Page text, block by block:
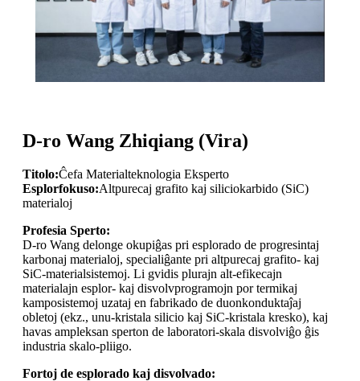
D-ro Wang Zhiqiang (Vira)
Titolo:Ĉefa Materialteknologia Eksperto
Esplorfokuso:Altpurecaj grafito kaj siliciokarbido (SiC)
materialoj
Profesia Sperto:
D-ro Wang delonge okupiĝas pri esplorado de progresintaj
karbonaj materialoj, specialiĝante pri altpurecaj grafito- kaj
SiC-materialsistemoj. Li gvidis plurajn alt-efikecajn
materialajn esplor- kaj disvolvprogramojn por termikaj
kamposistemoj uzataj en fabrikado de duonkonduktaĵaj
obletoj (ekz., unu-kristala silicio kaj SiC-kristala kresko), kaj
havas ampleksan sperton de laboratori-skala disvolviĝo ĝis
industria skalo-pliigo.
Fortoj de esplorado kaj disvolvado: